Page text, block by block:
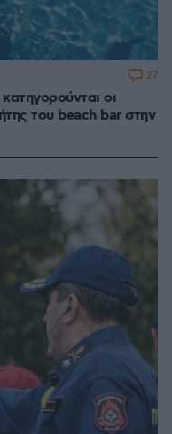
οι
του beach bar στην
27